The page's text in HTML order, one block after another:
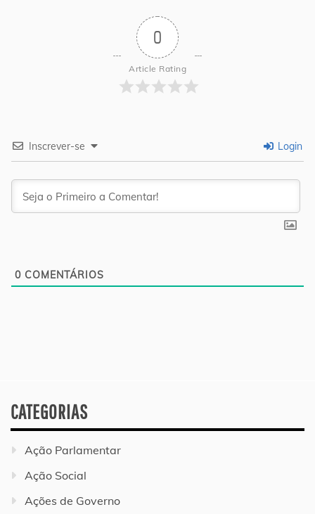
0
Article Rating
Inscrever-se Login
0 COMENTÁRIOS
CATEGORIAS
Ação Parlamentar
Ação Social
Ações de Governo